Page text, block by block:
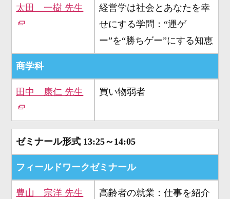
太田 一樹 先生
経営学は社会とあなたを幸
せにする学問：“運ゲ
ー”を“勝ちゲー”にする知恵
商学科
田中 康仁 先生 買い物弱者
ゼミナール形式 13:25～14:05
フィールドワークゼミナール
豊山 宗洋 先生
高齢者の就業：仕事を紹介